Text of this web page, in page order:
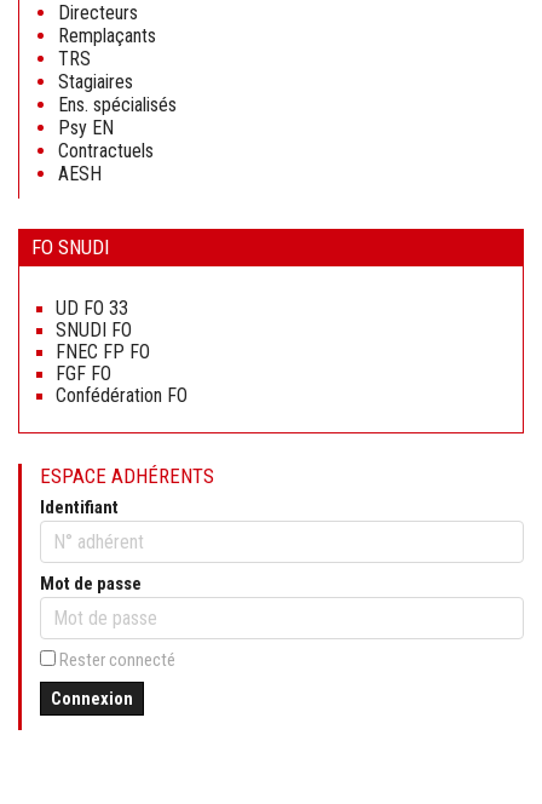
Directeurs
Remplaçants
TRS
Stagiaires
Ens. spécialisés
Psy EN
Contractuels
AESH
FO SNUDI
contenu
UD FO 33
SNUDI FO
FNEC FP FO
FGF FO
Confédération FO
ESPACE ADHÉRENTS
Identifiant
Mot de passe
Rester connecté
Connexion